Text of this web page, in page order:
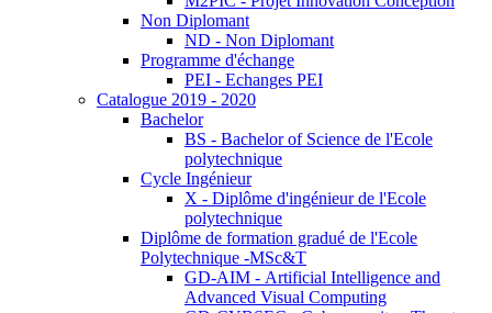
Non Diplomant
ND - Non Diplomant
Programme d'échange
PEI - Echanges PEI
Catalogue 2019 - 2020
Bachelor
BS - Bachelor of Science de l'Ecole
polytechnique
Cycle Ingénieur
X - Diplôme d'ingénieur de l'Ecole
polytechnique
Diplôme de formation gradué de l'Ecole
Polytechnique -MSc&T
GD-AIM - Artificial Intelligence and
Advanced Visual Computing